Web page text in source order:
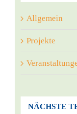
Allgemein
Projekte
NÄCHSTE